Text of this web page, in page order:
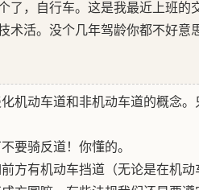
了，自行车。这是我最近上班的
术活。没个几年驾龄你都不好意
机动车道和非机动车道的概念
要骑反道！你懂的。
方有机动车挡道（无论是在机